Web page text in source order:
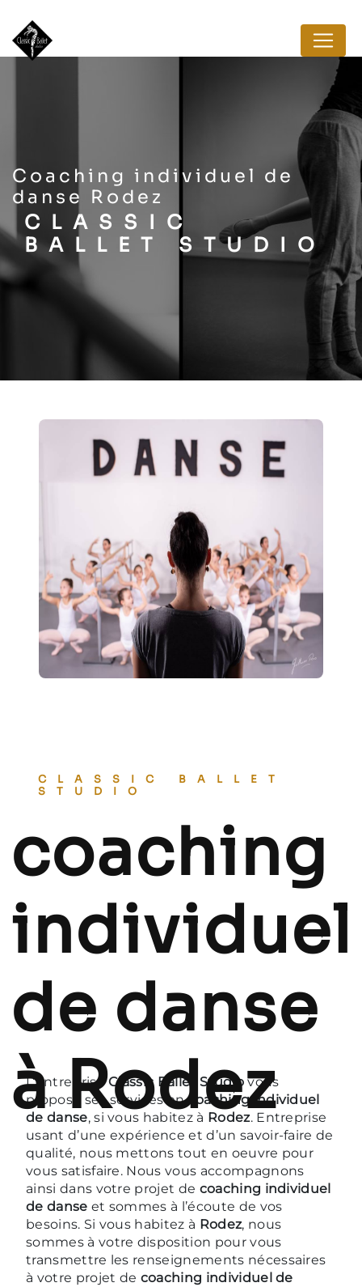
coaching individuel de
danse Rodez
CLASSIC
BALLET STUDIO
CLASSIC BALLET
STUDIO
coaching
individuel
de danse
à Rodez
L’entrepriseClassic Ballet Studiovous
propose ses services encoaching individuel
de danse, si vous habitez à Rodez. Entreprise
usant d’une expérience et d’un savoir-faire de
qualité, nous mettons tout en oeuvre pour
vous satisfaire. Nous vous accompagnons
ainsi dans votre projet de coaching individuel
de danse et sommes à l’écoute de vos
besoins. Si vous habitez à Rodez, nous
sommes à votre disposition pour vous
transmettre les renseignements nécessaires
à votre projet de coaching individuel de